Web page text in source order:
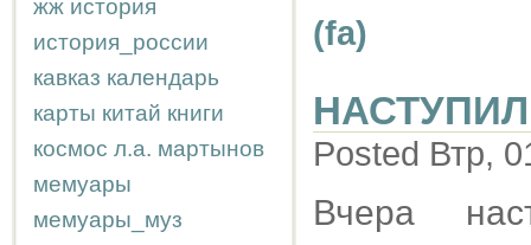
жж история
история_россии
кавказ календарь
карты китай книги
космос л.а. мартынов
мемуары
мемуары_муз
(fa)
Posted Втр,
Вчера